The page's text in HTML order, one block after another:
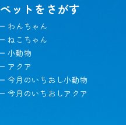
ペットをさがす
わんちゃん
ねこちゃん
小動物
アクア
今月のいちおし小動物
今月のいちおしアクア